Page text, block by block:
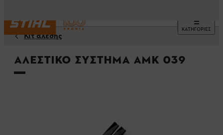
ΚΑΤΗΓΟΡΙΕΣ
Κίτ άλεσης
Αλεστικό σύστημα AMK 039